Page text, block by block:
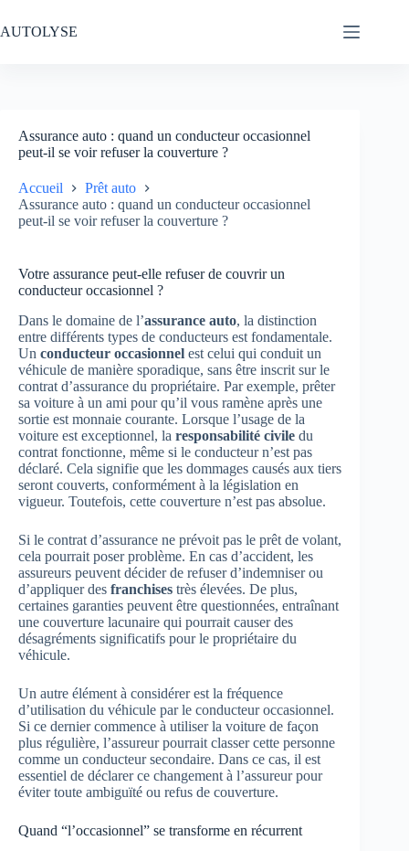
au
contenu
AUTOLYSE
Assurance auto : quand un conducteur occasionnel
peut-il se voir refuser la couverture ?
Accueil
Prêt auto
Assurance auto : quand un conducteur occasionnel
peut-il se voir refuser la couverture ?
Votre assurance peut-elle refuser de couvrir un
conducteur occasionnel ?
Dans le domaine de l’assurance auto, la distinction
entre différents types de conducteurs est fondamentale.
Un conducteur occasionnel est celui qui conduit un
véhicule de manière sporadique, sans être inscrit sur le
contrat d’assurance du propriétaire. Par exemple, prêter
sa voiture à un ami pour qu’il vous ramène après une
sortie est monnaie courante. Lorsque l’usage de la
voiture est exceptionnel, la responsabilité civile du
contrat fonctionne, même si le conducteur n’est pas
déclaré. Cela signifie que les dommages causés aux tiers
seront couverts, conformément à la législation en
vigueur. Toutefois, cette couverture n’est pas absolue.
Si le contrat d’assurance ne prévoit pas le prêt de volant,
cela pourrait poser problème. En cas d’accident, les
assureurs peuvent décider de refuser d’indemniser ou
d’appliquer des franchises très élevées. De plus,
certaines garanties peuvent être questionnées, entraînant
une couverture lacunaire qui pourrait causer des
désagréments significatifs pour le propriétaire du
véhicule.
Un autre élément à considérer est la fréquence
d’utilisation du véhicule par le conducteur occasionnel.
Si ce dernier commence à utiliser la voiture de façon
plus régulière, l’assureur pourrait classer cette personne
comme un conducteur secondaire. Dans ce cas, il est
essentiel de déclarer ce changement à l’assureur pour
éviter toute ambiguïté ou refus de couverture.
Quand “l’occasionnel” se transforme en récurrent